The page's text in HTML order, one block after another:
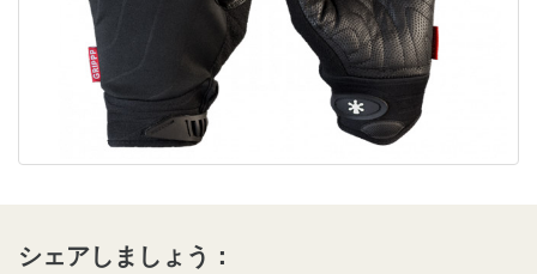
シェアしましょう：